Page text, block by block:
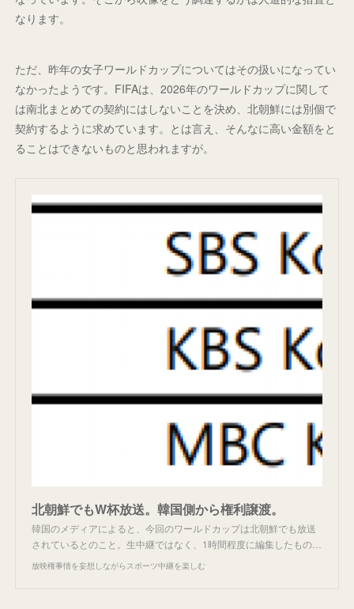
なります。
ただ、昨年の女子ワールドカップについてはその扱いになってい
なかったようです。FIFAは、2026年のワールドカップに関して
は南北まとめての契約にはしないことを決め、北朝鮮には別個で
契約するように求めています。とは言え、そんなに高い金額をと
ることはできないものと思われますが。
北朝鮮でもW杯放送。韓国側から権利譲渡。
韓国のメディアによると、今回のワールドカップは北朝鮮でも放送
されているとのこと。生中継ではなく、1時間程度に編集したもの…
放映権事情を妄想しながらスポーツ中継を楽しむ